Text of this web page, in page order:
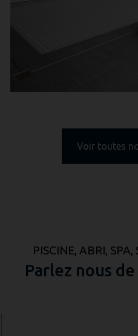
Voir toutes
PISCINE, ABRI,
Parlez nous